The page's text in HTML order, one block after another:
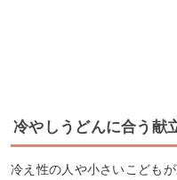
冷やしうどんに合う献
冷え性の人や小さいこども